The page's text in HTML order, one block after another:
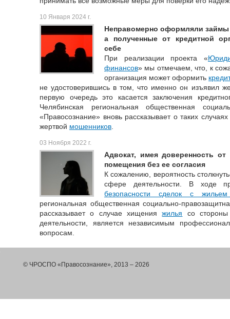
10 Января 2024 г.
Неправомерно оформляли займы
а полученные от кредитной
себе
При реализации проекта «
финансов» мы отмечаем, что, к
организация может оформить
не удостоверившись в том, что именно он изъявил
первую очередь это касается заключения
Челябинская региональная общественная
«Правосознание» вновь рассказывает о таких
жертвой мошенников
03 Ноября 2022 г.
Адвокат, имея доверенность
помещения без ее согласия
К сожалению, вероятность
сфере деятельности. В ходе
безопасности сделок с
региональная общественная социально-
рассказывает о случае хищенияжилья со
деятельности, является независимым
вопросам.
© ЧРОСПО «Правосознание», 2013 – 2026